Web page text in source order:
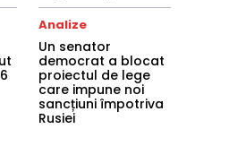
Analize
Un senator
democrat a blocat
proiectul de lege
care impune noi
sancțiuni împotriva
Rusiei